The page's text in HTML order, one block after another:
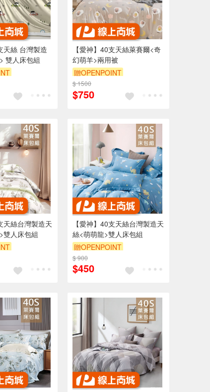
天絲 台灣製造
雙人床包組
【愛神】40支天絲萊賽爾<奇
幻萌羊>兩用被
贈OPENPOINT
$ 1500
$750
天絲台灣製造天
雙人床包組
【愛神】40支天絲台灣製造天
絲<萌萌龍>雙人床包組
贈OPENPOINT
$ 900
$450